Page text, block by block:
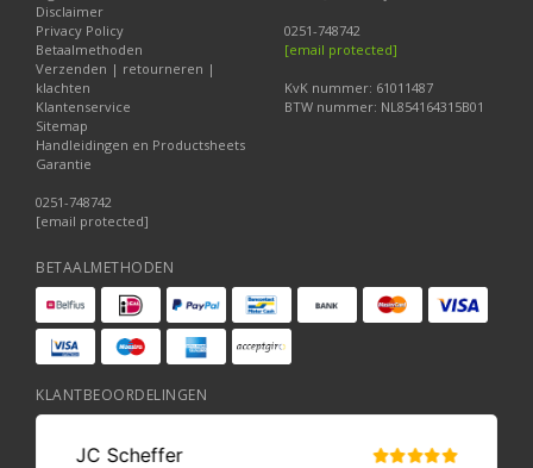
Disclaimer
Privacy Policy
Betaalmethoden
Verzenden | retourneren |
klachten
Klantenservice
Sitemap
Handleidingen en Productsheets
Garantie
0251-748742
[email protected]
0251-748742
[email protected]
KvK nummer: 61011487
BTW nummer: NL854164315B01
BETAALMETHODEN
KLANTBEOORDELINGEN